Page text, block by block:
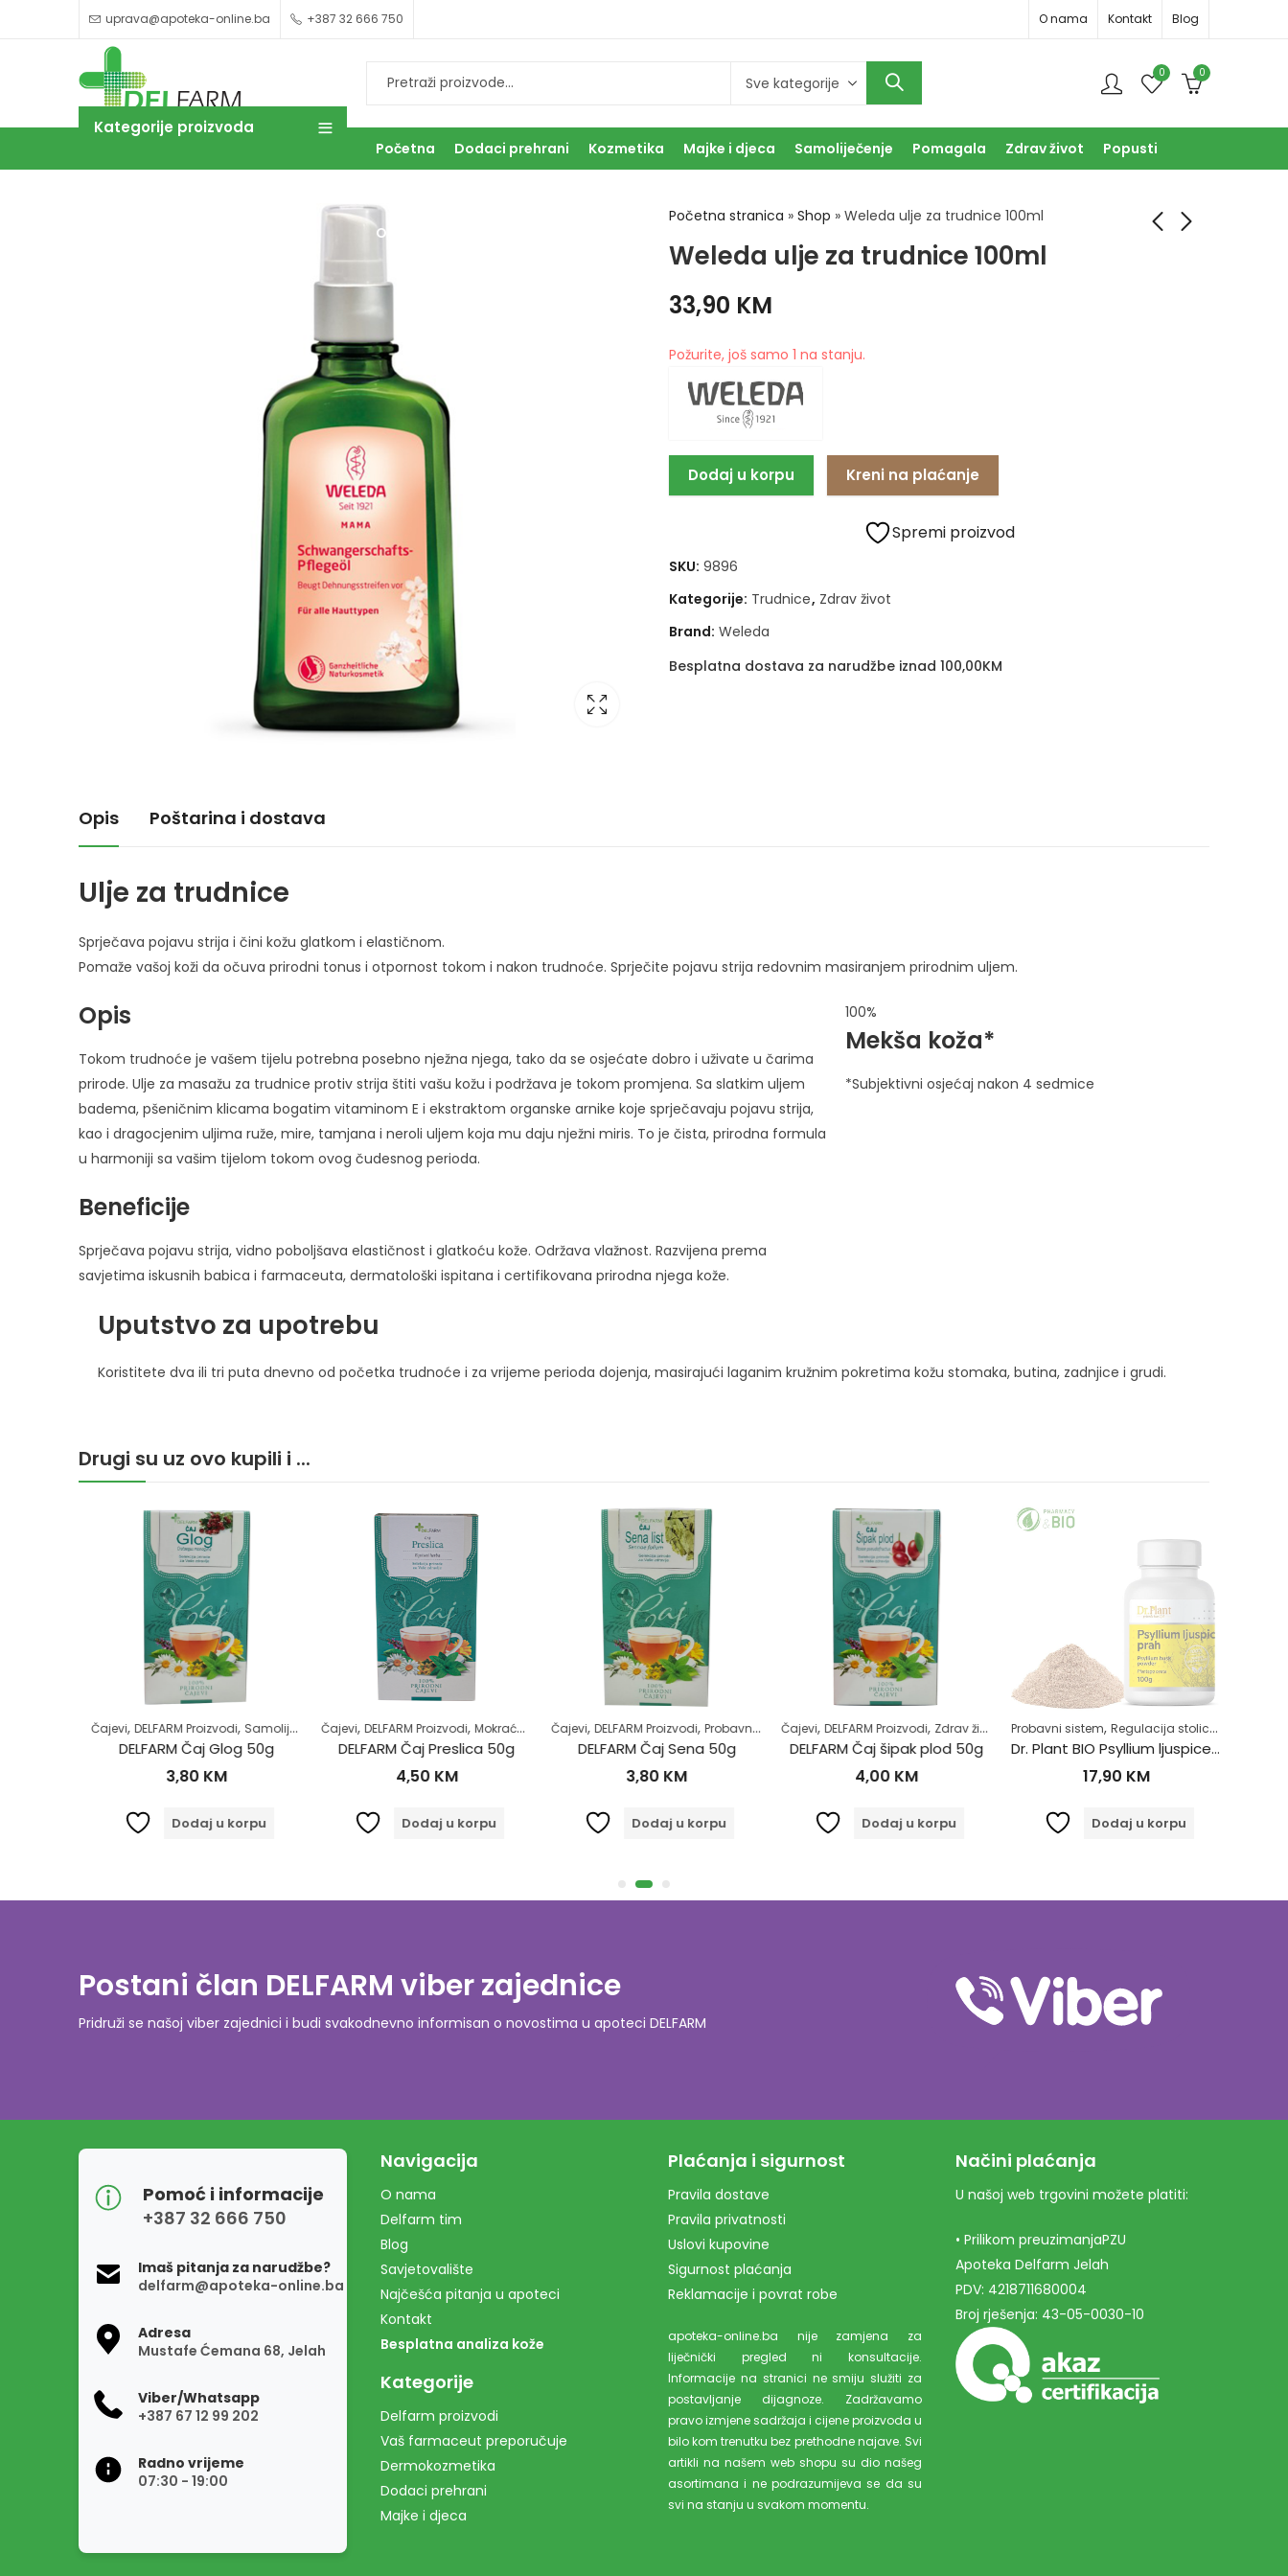
uprava@apoteka-online.ba +387 32 666 750 O nama Kontakt Blog
0 0
Kategorije proizvoda
Početna Dodaci prehrani Kozmetika Majke i djeca Samoliječenje Pomagala Zdrav život Popusti
OUTLET
Početna stranica » Shop » Weleda ulje za trudnice 100ml
Weleda ulje za trudnice 100ml
33,90 KM
Požurite, još samo 1 na stanju.
Dodaj u korpu Kreni na plaćanje
Spremi proizvod
SKU: 9896
Kategorije: Trudnice, Zdrav život
Brand: Weleda
Besplatna dostava za narudžbe iznad 100,00KM
Opis Poštarina i dostava
Ulje za trudnice
Sprječava pojavu strija i čini kožu glatkom i elastičnom.
Pomaže vašoj koži da očuva prirodni tonus i otpornost tokom i nakon trudnoće. Sprječite pojavu strija redovnim masiranjem prirodnim uljem.
Opis
Tokom trudnoće je vašem tijelu potrebna posebno nježna njega, tako da se osjećate dobro i uživate u čarima
prirode. Ulje za masažu za trudnice protiv strija štiti vašu kožu i podržava je tokom promjena. Sa slatkim uljem
badema, pšeničnim klicama bogatim vitaminom E i ekstraktom organske arnike koje sprječavaju pojavu strija,
kao i dragocjenim uljima ruže, mire, tamjana i neroli uljem koja mu daju nježni miris. To je čista, prirodna formula
u harmoniji sa vašim tijelom tokom ovog čudesnog perioda.
Beneficije
Sprječava pojavu strija, vidno poboljšava elastičnost i glatkoću kože. Održava vlažnost. Razvijena prema
savjetima iskusnih babica i farmaceuta, dermatološki ispitana i certifikovana prirodna njega kože.
100%
Mekša koža*
*Subjektivni osjećaj nakon 4 sedmice
Uputstvo za upotrebu
Koristitete dva ili tri puta dnevno od početka trudnoće i za vrijeme perioda dojenja, masirajući laganim kružnim pokretima kožu stomaka, butina, zadnjice i grudi.
Drugi su uz ovo kupili i ...
Zdrav život
Čajevi,DELFARM Proizvodi,Samoliječenje Zdrav život,Zdravlje kardiovaskularnog sistema
DELFARM Čaj Glog 50g
3,80KM
Dodaj u korpu
Čajevi,DELFARM Proizvodi,Mokraćni sistem ,Samoliječenje ,Zdrav život
DELFARM Čaj Preslica 50g
4,50KM
Dodaj u korpu
Čajevi,DELFARM Proizvodi,Probavni sistem ,Regulacija stolice-zatvor,Samoliječenje,Zdrav život
DELFARM Čaj Sena 50g
3,80KM
Dodaj u korpu
Čajevi,DELFARM Proizvodi,Zdrav život
DELFARM Čaj šipak plod 50g
4,00KM
Dodaj u korpu
Probavni sistem,Regulacija stolice-zatvor
Dr. Plant BIO Psyllium ljuspice u prahu (Plantago ovata)100g
17,90KM
Dodaj u korpu
Postani član DELFARM viber zajednice
Pridruži se našoj viber zajednici i budi svakodnevno informisan o novostima u apoteci DELFARM
Pomoć i informacije
+387 32 666 750
Imaš pitanja za narudžbe?
delfarm@apoteka-online.ba
Adresa
Mustafe Ćemana 68, Jelah
Viber/Whatsapp
+387 67 12 99 202
Radno vrijeme
07:30 - 19:00
Navigacija
O nama
Delfarm tim
Blog
Savjetovalište
Najčešća pitanja u apoteci
Kontakt
Besplatna analiza kože
Kategorije
Delfarm proizvodi
Vaš farmaceut preporučuje
Dermokozmetika
Dodaci prehrani
Majke i djeca
Plaćanja i sigurnost
Pravila dostave
Pravila privatnosti
Uslovi kupovine
Sigurnost plaćanja
Reklamacije i povrat robe
apoteka-online.ba nije zamjena za
liječnički pregled ni konsultacije.
Informacije na stranici ne smiju služiti za
postavljanje dijagnoze. Zadržavamo
pravo izmjene sadržaja i cijene proizvoda u
bilo kom trenutku bez prethodne najave. Svi
artikli na našem web shopu su dio našeg
asortimana i ne podrazumijeva se da su
svi na stanju u svakom momentu.
Načini plaćanja
U našoj web trgovini možete platiti:
• Prilikom preuzimanjaPZU
Apoteka Delfarm Jelah
PDV: 4218711680004
Broj rješenja: 43-05-0030-10